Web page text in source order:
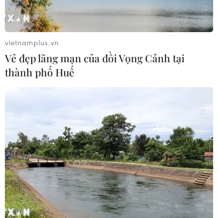
Xem thêm
Tổng Biên tập: TRẦN TIẾN DUẨN
Phó Tổng Biên tập: NGUYỄN THỊ TÁM, KHÚC THANH
THỦY
Sở hữu trí tuệ
Quy định sử dụng
RSS
Hỗ trợ
vietnamplus.vn
Vẻ đẹp lãng mạn của đồi Vọng Cảnh tại
thành phố Huế